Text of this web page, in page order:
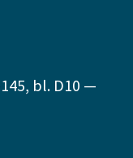
bl. D10 —